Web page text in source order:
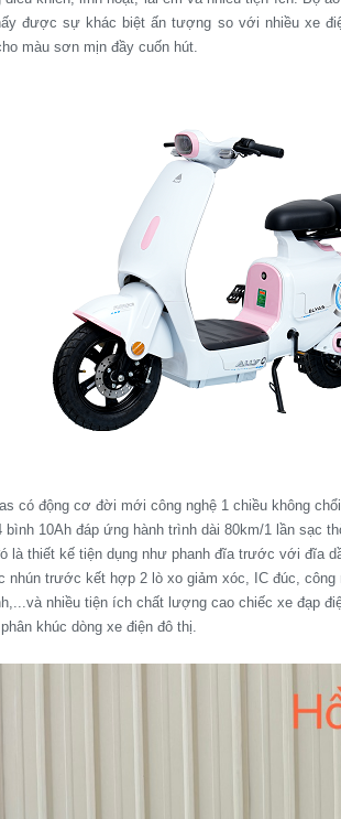
được sự khác biệt ấn tượng so với nhiều xe
màu sơn mịn đầy cuốn hút.
có động cơ đời mới công nghệ 1 chiều không
bình 10Ah đáp ứng hành trình dài 80km/1 lần sạc
là thiết kế tiện dụng như phanh đĩa trước với đĩa
nhún trước kết hợp 2 lò xo giảm xóc, IC đúc,
nhiều tiện ích chất lượng cao chiếc xe đạp
khúc dòng xe điện đô thị.